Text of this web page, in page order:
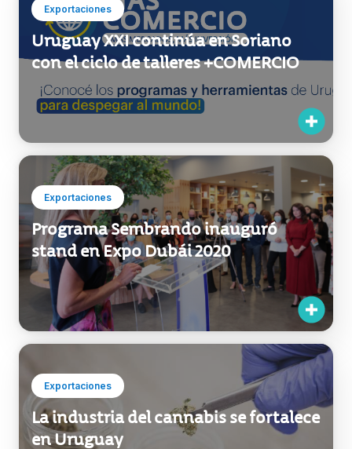
Exportaciones
Programa Sembrando inauguró
stand en Expo Dubái 2020
Exportaciones
La industria del cannabis se fortalece
en Uruguay